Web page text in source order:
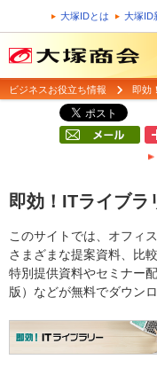
大塚IDとは 大塚ID
ビジネスお役立ち情報 即効
即効！ITライブラ
このサイトでは、オフィ
さまざまな提案資料、比
特別提供資料やセミナー
版）などが無料でダウン